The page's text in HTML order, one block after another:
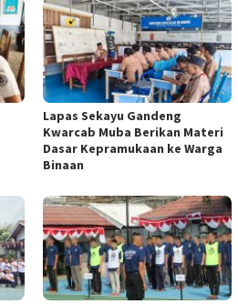
Lapas Sekayu Gandeng
Kwarcab Muba Berikan Materi
Dasar Kepramukaan ke Warga
Binaan